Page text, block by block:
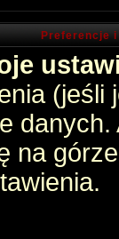
Preferencje
(jeśli
na